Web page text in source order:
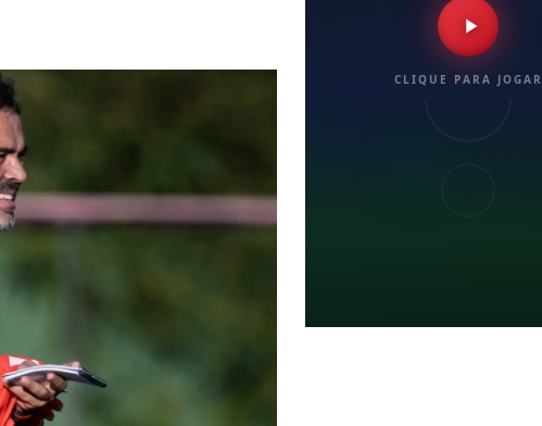
CLIQUE PARA JOGAR